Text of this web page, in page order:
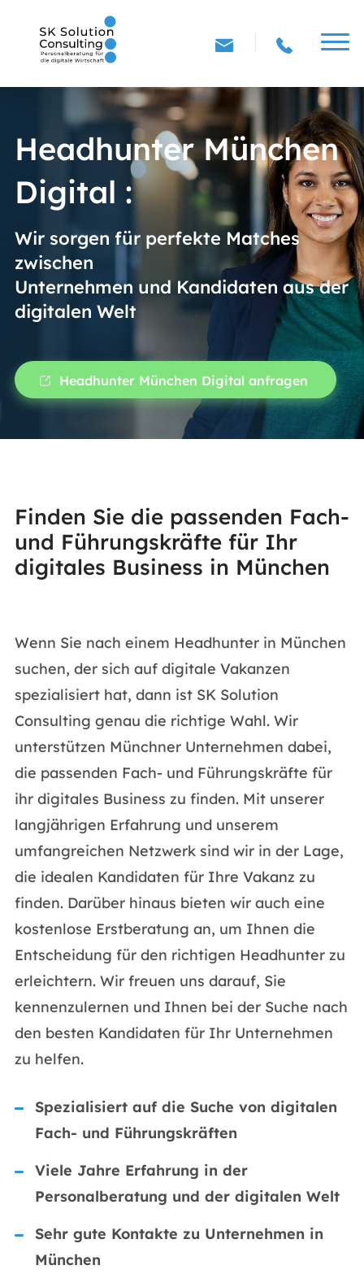
Headhunter München
Digital :
Wir sorgen für perfekte Matches
zwischen
Unternehmen und Kandidaten aus der
digitalen Welt
Headhunter München Digital anfragen
Finden Sie die passenden Fach-
und Führungskräfte für Ihr
digitales Business in München
Wenn Sie nach einem Headhunter in München
suchen, der sich auf digitale Vakanzen
spezialisiert hat, dann ist SK Solution
Consulting genau die richtige Wahl. Wir
unterstützen Münchner Unternehmen dabei,
die passenden Fach- und Führungskräfte für
ihr digitales Business zu finden. Mit unserer
langjährigen Erfahrung und unserem
umfangreichen Netzwerk sind wir in der Lage,
die idealen Kandidaten für Ihre Vakanz zu
finden. Darüber hinaus bieten wir auch eine
kostenlose Erstberatung an, um Ihnen die
Entscheidung für den richtigen Headhunter zu
erleichtern. Wir freuen uns darauf, Sie
kennenzulernen und Ihnen bei der Suche nach
den besten Kandidaten für Ihr Unternehmen
zu helfen.
Spezialisiert auf die Suche von digitalen
Fach- und Führungskräften
Viele Jahre Erfahrung in der
Personalberatung und der digitalen Welt
Sehr gute Kontakte zu Unternehmen in
München